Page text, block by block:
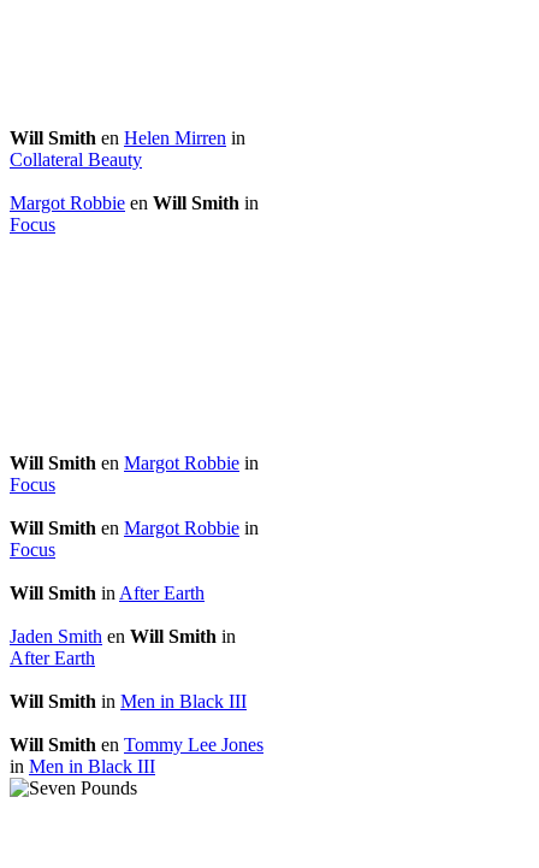
Will Smith en Helen Mirren in
Collateral Beauty
Margot Robbie en Will Smith in
Focus
Will Smith en Margot Robbie in
Focus
Will Smith en Margot Robbie in
Focus
Will Smith in After Earth
Jaden Smith en Will Smith in
After Earth
Will Smith in Men in Black III
Will Smith en Tommy Lee Jones
in Men in Black III